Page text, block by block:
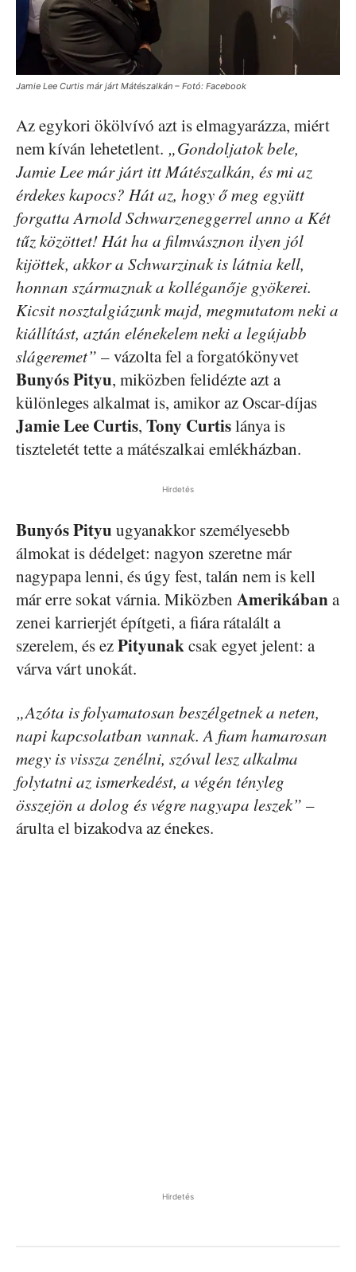
Jamie Lee Curtis már járt Mátészalkán – Fotó: Facebook
Az egykori ökölvívó azt is elmagyarázza, miért
nem kíván lehetetlent. „Gondoljatok bele,
Jamie Lee már járt itt Mátészalkán, és mi az
érdekes kapocs? Hát az, hogy ő meg együtt
forgatta Arnold Schwarzeneggerrel anno a Két
tűz közöttet! Hát ha a filmvásznon ilyen jól
kijöttek, akkor a Schwarzinak is látnia kell,
honnan származnak a kolléganője gyökerei.
Kicsit nosztalgiázunk majd, megmutatom neki a
kiállítást, aztán elénekelem neki a legújabb
slágeremet” – vázolta fel a forgatókönyvet
Bunyós Pityu, miközben felidézte azt a
különleges alkalmat is, amikor az Oscar-díjas
Jamie Lee Curtis, Tony Curtislánya is
tiszteletét tette a mátészalkai emlékházban.
Hirdetés
Bunyós Pityuugyanakkor személyesebb
álmokat is dédelget: nagyon szeretne már
nagypapa lenni, és úgy fest, talán nem is kell
már erre sokat várnia. Miközben Amerikábana
zenei karrierjét építgeti, a fiára rátalált a
szerelem, és ezPityunakcsak egyet jelent: a
várva várt unokát.
„Azóta is folyamatosan beszélgetnek a neten,
napi kapcsolatban vannak. A fiam hamarosan
megy is vissza zenélni, szóval lesz alkalma
folytatni az ismerkedést, a végén tényleg
összejön a dolog és végre nagyapa leszek” –
árulta el bizakodva az énekes.
Hirdetés